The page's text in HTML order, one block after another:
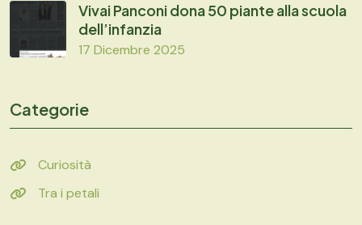
Vivai Panconi dona 50 piante alla scuola
dell’infanzia
17 Dicembre 2025
Categorie
Curiosità
Tra i petali